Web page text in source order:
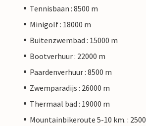
Tennisbaan : 8500 m
Minigolf : 18000 m
Buitenzwembad : 15000 m
Bootverhuur : 22000 m
Paardenverhuur : 8500 m
Zwemparadijs : 26000 m
Thermaal bad : 19000 m
Mountainbikeroute 5-10 km. :